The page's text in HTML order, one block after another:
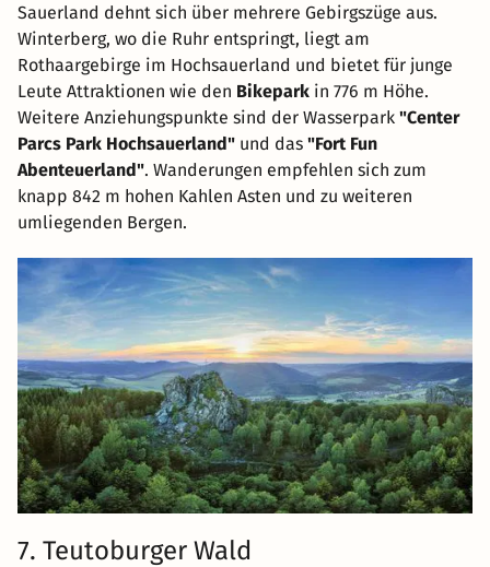
Sauerland dehnt sich über mehrere Gebirgszüge aus.
Winterberg, wo die Ruhr entspringt, liegt am
Rothaargebirge im Hochsauerland und bietet für junge
Leute Attraktionen wie den Bikepark in 776 m Höhe.
Weitere Anziehungspunkte sind der Wasserpark "Center
Parcs Park Hochsauerland" und das "Fort Fun
Abenteuerland". Wanderungen empfehlen sich zum
knapp 842 m hohen Kahlen Asten und zu weiteren
umliegenden Bergen.
7. Teutoburger Wald